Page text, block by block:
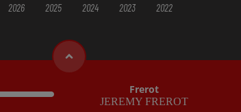
Frerot
JEREMY FREROT
2026 2025 2024 2023 2022